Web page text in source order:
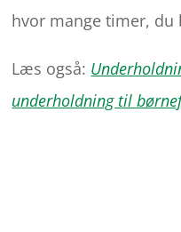
hvor mange timer, du
Læs også:
underholdning til